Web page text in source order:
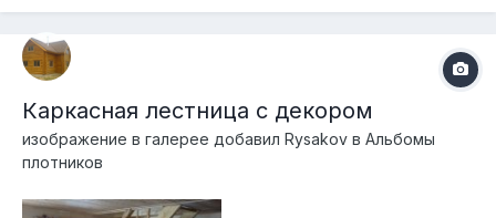
Каркасная лестница с декором
изображение в галерее добавил Rysakov в Альбомы
плотников